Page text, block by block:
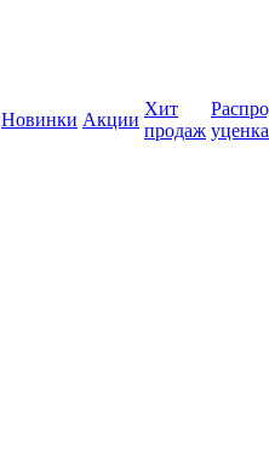
Новинки Акции
Хит
продаж уценка